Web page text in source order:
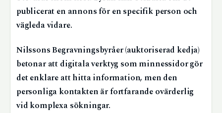
publicerat en annons för en specifik person och
vägleda vidare.
Nilssons Begravningsbyråer (auktoriserad kedja)
betonar att digitala verktyg som minnessidor gör
det enklare att hitta information, men den
personliga kontakten är fortfarande ovärderlig
vid komplexa sökningar.